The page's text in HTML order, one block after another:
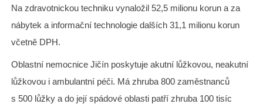
Na zdravotnickou techniku vynaložil 52,5 milionu korun a za
nábytek a informační technologie dalších 31,1 milionu korun
včetně DPH.
Oblastní nemocnice Jičín poskytuje akutní lůžkovou, neakutní
lůžkovou i ambulantní péči. Má zhruba 800 zaměstnanců
s 500 lůžky a do její spádové oblasti patří zhruba 100 tisíc